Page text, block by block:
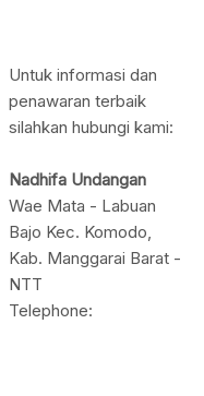
Untuk informasi dan
penawaran terbaik
silahkan hubungi kami:
Nadhifa Undangan
Wae Mata - Labuan
Bajo Kec. Komodo,
Kab. Manggarai Barat -
NTT
Telephone: